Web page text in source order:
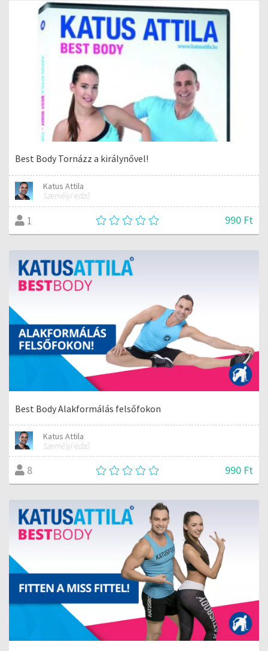
Best Body Tornázz a királynővel!
Katus Attila
Személyi edző
1 990 Ft
Best Body Alakformálás felsőfokon
Katus Attila
Személyi edző
8 990 Ft